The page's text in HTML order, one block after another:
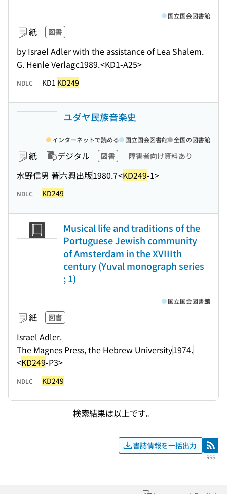
紙 図書
by Israel Adler with the assistance of Lea Shalem.
G. Henle Verlagc1989.<KD1-A25>
国立国会図書館
NDLC KD1 KD249
ユダヤ民族音楽史
紙 デジタル 図書 障害者向け資料あり
水野信男 著六興出版1980.7<KD249-1>
インターネットで読める 国立国会図書館 全国の図書館
NDLC KD249
Musical life and traditions of the
Portuguese Jewish community
of Amsterdam in the XVIIIth
century (Yuval monograph series
; 1)
紙 図書
Israel Adler.
The Magnes Press, the Hebrew University1974.
<KD249-P3>
国立国会図書館
NDLC KD249
検索結果は以上です。
書誌情報を一括出力 RSS
RSS